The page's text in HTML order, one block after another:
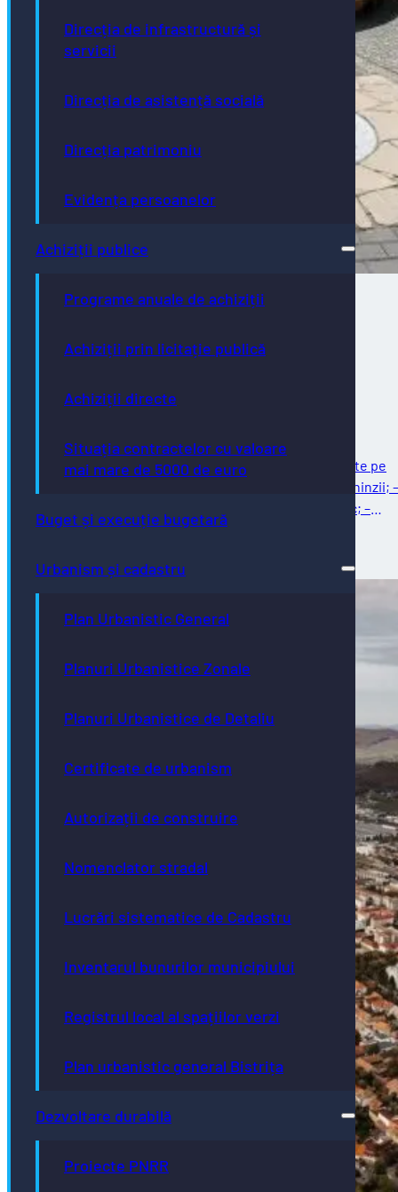
Direcția de infrastructură și
servicii
Direcția de asistență socială
Direcția patrimoniu
Evidența persoanelor
Achiziții publice
Programe anuale de achiziții
Achiziții prin licitație publică
Achiziții directe
Situația contractelor cu valoare
mai mare de 5000 de euro
Buget și execuție bugetară
Urbanism și cadastru
Plan Urbanistic General
Planuri Urbanistice Zonale
Planuri Urbanistice de Detaliu
Certificate de urbanism
Autorizații de construire
Nomenclator stradal
Lucrări sistematice de Cadastru
Inventarul bunurilor municipiului
Registrul local al spațiilor verzi
Plan urbanistic general Bistrița
Dezvoltare durabilă
Proiecte PNRR
Direcţia de Infrastructură și Servicii –
02.08.2026 – 07.08.2026
Întreținere străzi Reparații curente: – reparații curente pe
strada Ghinzii; – amenajare parcare la sol pe strada Ghinzii; –
îndreptat și remontat stâlpi din fontă, beton și plastic; –
reparații…